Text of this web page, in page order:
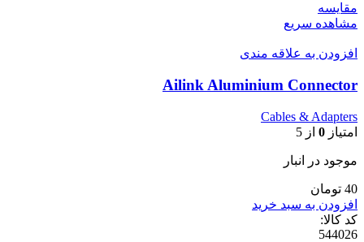
مقایسه
مشاهده سریع
افزودن به علاقه مندی
Ailink Aluminium Connector
Cables & Adapters
امتیاز 0 از 5
موجود در انبار
40 تومان
افزودن به سبد خرید
کد کالا:
544026